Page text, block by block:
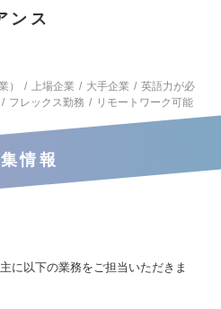
ンス
）
上場企業 大手企業
英語力が必
フレックス勤務 リモートワーク可能
情報
に以下の業務をご担当いただきま